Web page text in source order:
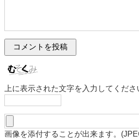
上に表示された文字を入力してくださ
画像を添付することが出来ます。